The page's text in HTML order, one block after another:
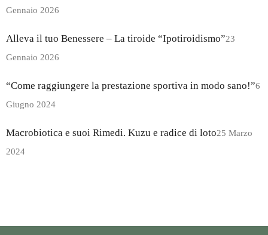
Gennaio 2026
Alleva il tuo Benessere – La tiroide “Ipotiroidismo”23
Gennaio 2026
“Come raggiungere la prestazione sportiva in modo sano!”6
Giugno 2024
Macrobiotica e suoi Rimedi. Kuzu e radice di loto25 Marzo
2024